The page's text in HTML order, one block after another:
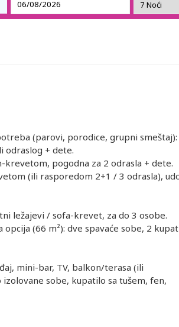
(parovi, porodice, grupni smeštaj):
odraslog + dete.
pogodna za 2 odrasla + dete.
(ili rasporedom 2+1 / 3 odrasla),
ležajevi / sofa-krevet, za do 3 osobe.
(66 m²): dve spavaće sobe, 2
mini-bar, TV, balkon/terasa (ili
sobe, kupatilo sa tušem, fen,